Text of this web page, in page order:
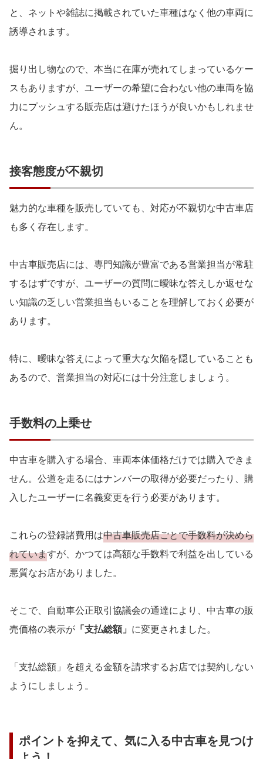
と、ネットや雑誌に掲載されていた車種はなく他の車両に
誘導されます。
掘り出し物なので、本当に在庫が売れてしまっているケー
スもありますが、ユーザーの希望に合わない他の車両を協
力にプッシュする販売店は避けたほうが良いかもしれませ
ん。
接客態度が不親切
魅力的な車種を販売していても、対応が不親切な中古車店
も多く存在します。
中古車販売店には、専門知識が豊富である営業担当が常駐
するはずですが、ユーザーの質問に曖昧な答えしか返せな
い知識の乏しい営業担当もいることを理解しておく必要が
あります。
特に、曖昧な答えによって重大な欠陥を隠していることも
あるので、営業担当の対応には十分注意しましょう。
手数料の上乗せ
中古車を購入する場合、車両本体価格だけでは購入できま
せん。公道を走るにはナンバーの取得が必要だったり、購
入したユーザーに名義変更を行う必要があります。
これらの登録諸費用は中古車販売店ごとで手数料が決めら
れていますが、かつては高額な手数料で利益を出している
悪質なお店がありました。
そこで、自動車公正取引協議会の通達により、中古車の販
売価格の表示が 「支払総額」 に変更されました。
「支払総額」を超える金額を請求するお店では契約しない
ようにしましょう。
ポイントを抑えて、気に入る中古車を見つけ